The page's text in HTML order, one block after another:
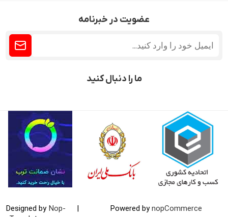
عضویت در خبرنامه
ما را دنبال کنید
Powered bynopCommerce
|
Designed by Nop-